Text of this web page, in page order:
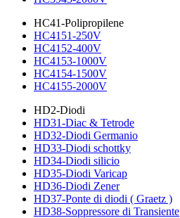
HC41-Polipropilene
HC4151-250V
HC4152-400V
HC4153-1000V
HC4154-1500V
HC4155-2000V
HD2-Diodi
HD31-Diac & Tetrode
HD32-Diodi Germanio
HD33-Diodi schottky
HD34-Diodi silicio
HD35-Diodi Varicap
HD36-Diodi Zener
HD37-Ponte di diodi ( Graetz )
HD38-Soppressore di Transiente